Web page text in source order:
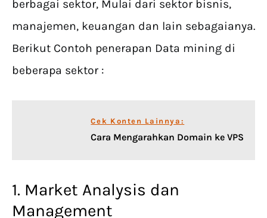
berbagai sektor, Mulai dari sektor bisnis,
manajemen, keuangan dan lain sebagaianya.
Berikut Contoh penerapan Data mining di
beberapa sektor :
Cek Konten Lainnya:
Cara Mengarahkan Domain ke VPS
1. Market Analysis dan
Management